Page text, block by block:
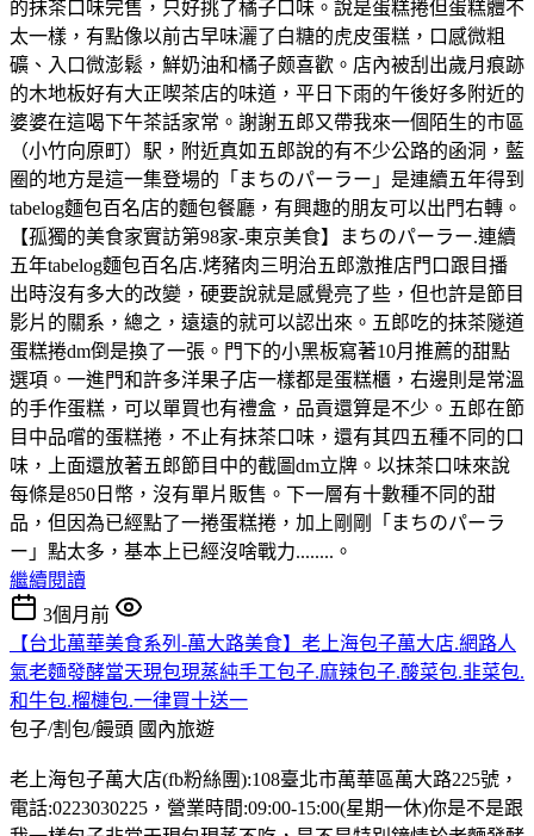
的抹茶口味完售，只好挑了橘子口味。說是蛋糕捲但蛋糕體不
太一樣，有點像以前古早味灑了白糖的虎皮蛋糕，口感微粗
礦、入口微澎鬆，鮮奶油和橘子颇喜歡。店內被刮出歲月痕跡
的木地板好有大正喫茶店的味道，平日下雨的午後好多附近的
婆婆在這喝下午茶話家常。謝謝五郎又帶我來一個陌生的市區
（小竹向原町）駅，附近真如五郎說的有不少公路的函洞，藍
圈的地方是這一集登場的「まちのパーラー」是連續五年得到
tabelog麵包百名店的麵包餐廳，有興趣的朋友可以出門右轉。
【孤獨的美食家實訪第98家-東京美食】まちのパーラー.連續
五年tabelog麵包百名店.烤豬肉三明治五郎激推店門口跟目播
出時沒有多大的改變，硬要說就是感覺亮了些，但也許是節目
影片的關系，總之，遠遠的就可以認出來。五郎吃的抹茶隧道
蛋糕捲dm倒是換了一張。門下的小黑板寫著10月推薦的甜點
選項。一進門和許多洋果子店一樣都是蛋糕櫃，右邊則是常溫
的手作蛋糕，可以單買也有禮盒，品貢還算是不少。五郎在節
目中品嚐的蛋糕捲，不止有抹茶口味，還有其四五種不同的口
味，上面還放著五郎節目中的截圖dm立牌。以抹茶口味來說
每條是850日幣，沒有單片販售。下一層有十數種不同的甜
品，但因為已經點了一捲蛋糕捲，加上剛剛「まちのパーラ
ー」點太多，基本上已經沒啥戰力........。
繼續閱讀
3個月前
【台北萬華美食系列-萬大路美食】老上海包子萬大店.網路人
氣老麵發酵當天現包現蒸純手工包子.麻辣包子.酸菜包.韭菜包.
和牛包.榴槤包.一律買十送一
包子/割包/饅頭 國內旅遊
老上海包子萬大店(fb粉絲團):108臺北市萬華區萬大路225號，
電話:0223030225，營業時間:09:00-15:00(星期一休)你是不是跟